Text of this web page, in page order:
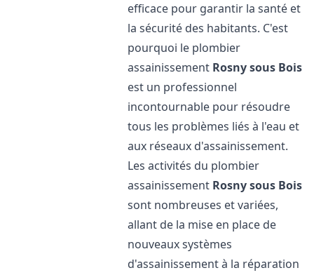
efficace pour garantir la santé et
la sécurité des habitants. C'est
pourquoi le plombier
assainissement Rosny sous Bois
est un professionnel
incontournable pour résoudre
tous les problèmes liés à l'eau et
aux réseaux d'assainissement.
Les activités du plombier
assainissement Rosny sous Bois
sont nombreuses et variées,
allant de la mise en place de
nouveaux systèmes
d'assainissement à la réparation